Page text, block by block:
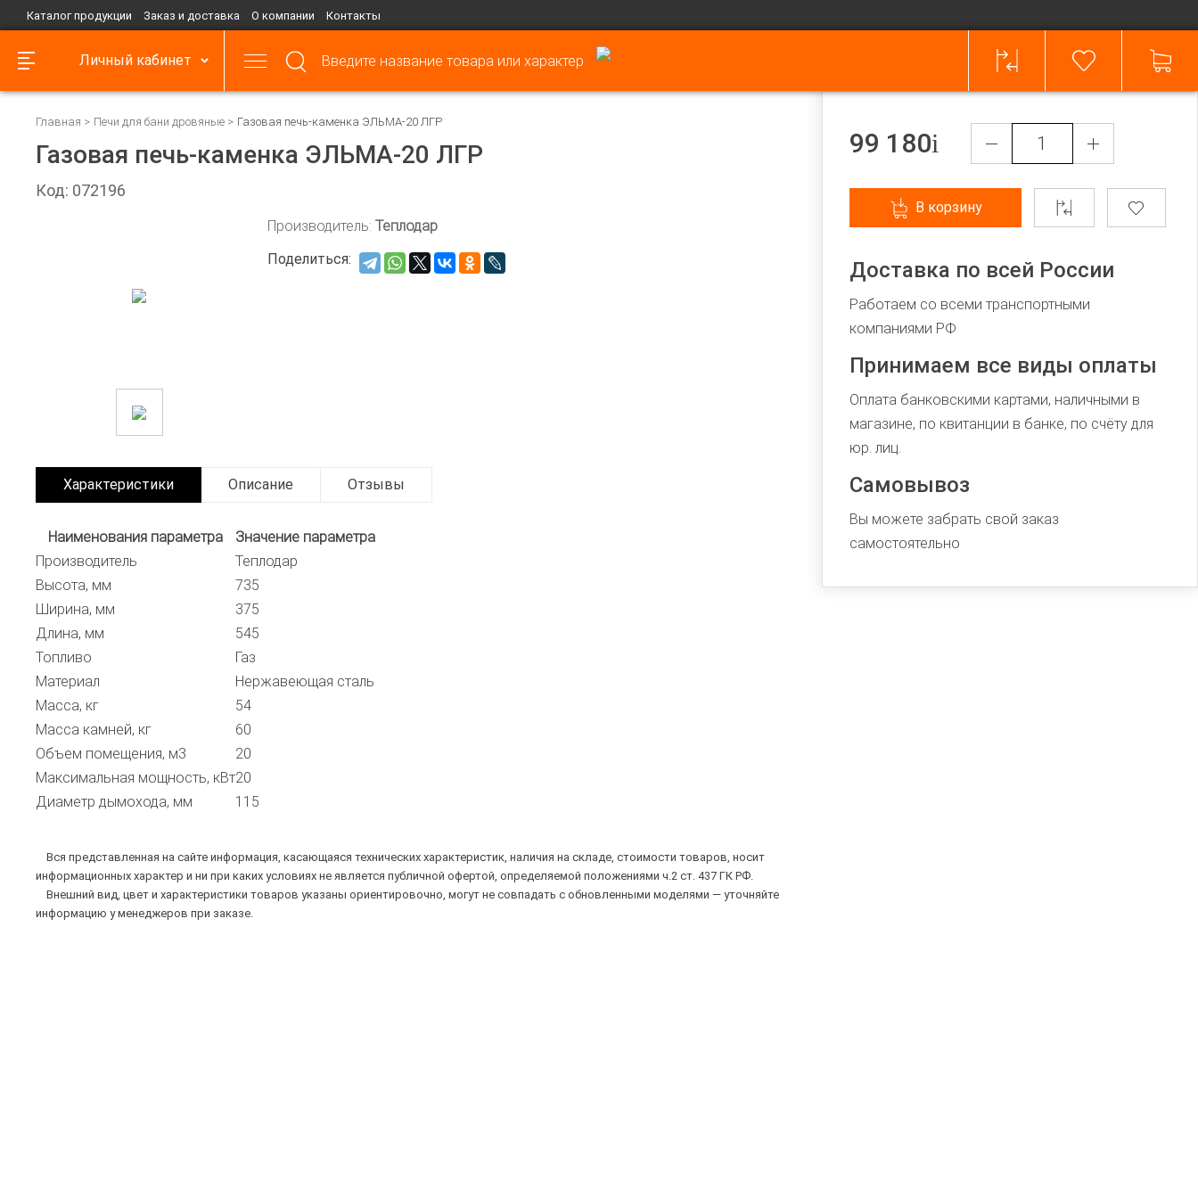
Каталог продукции Заказ и доставка О компании Контакты
Личный кабинет
Главная Печи для бани дровяные Газовая печь-каменка ЭЛЬМА-20 ЛГР
Газовая печь-каменка ЭЛЬМА-20 ЛГР
Код: 072196
Производитель: Теплодар
Поделиться:
Характеристики Описание Отзывы
Наименования параметра
Значение параметра
Производитель
Теплодар
Высота, мм
735
Ширина, мм
375
Длина, мм
545
Топливо
Газ
Материал
Нержавеющая сталь
Масса, кг
54
Масса камней, кг
60
Объем помещения, м3
20
Максимальная мощность, кВт20
Диаметр дымохода, мм
115
Вся представленная на сайте информация, касающаяся технических характеристик, наличия на складе, стоимости товаров, носит
информационных характер и ни при каких условиях не является публичной офертой, определяемой положениями ч.2 ст. 437 ГК РФ.
Внешний вид, цвет и характеристики товаров указаны ориентировочно, могут не совпадать с обновленными моделями — уточняйте
информацию у менеджеров при заказе.
99 180
В корзину
Доставка по всей России
Работаем со всеми транспортными
компаниями РФ
Принимаем все виды оплаты
Оплата банковскими картами, наличными в
магазине, по квитанции в банке, по счёту для
юр. лиц.
Самовывоз
Вы можете забрать свой заказ
самостоятельно